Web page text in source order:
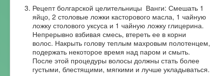
Рецепт болгарской целительницы Ванги: Смешать 1
яйцо, 2 столовые ложки касторового масла, 1 чайную
ложку столового уксуса и 1 чайную ложку глицерина.
Непрерывно взбивая смесь, втереть ее в корни
волос. Накрыть голову теплым махровым полотенцем,
подержать некоторое время над паром и смыть.
После этой процедуры волосы должны стать более
густыми, блестящими, мягкими и лучше укладываться.